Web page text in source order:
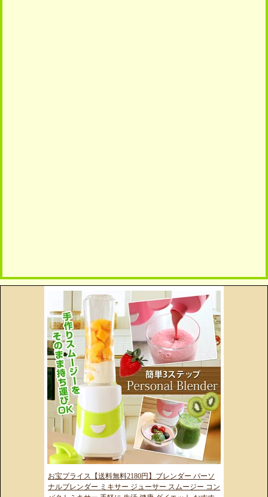
お宝プライス【送料無料2180円】ブレンダー パーソ
ナルブレンダー ミキサー ジューサー スムージー コン